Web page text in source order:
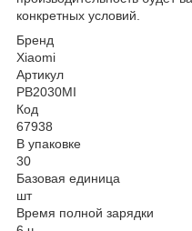
конкретных условий.
Бренд
Xiaomi
Артикул
PB2030MI
Код
67938
В упаковке
30
Базовая единица
шт
Время полной зарядки